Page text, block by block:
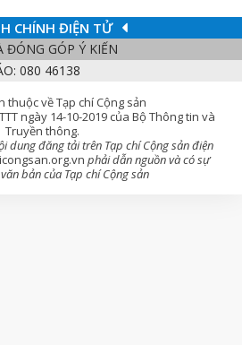
CHÍNH ĐIỆN TỬ
ĐÓNG GÓP Ý KIẾN
080 46138
thuộc về Tạp chí Cộng sản
ngày 14-10-2019 của Bộ Thông tin và
Truyền thông.
dung đăng tải trên Tạp chí Cộng sản điện
phải dẫn nguồn và có sự
bản của Tạp chí Cộng sản